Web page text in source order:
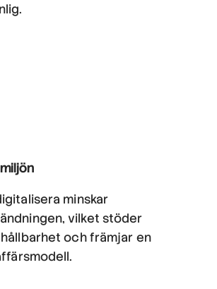
minskar
vilket stöder
och främjar en